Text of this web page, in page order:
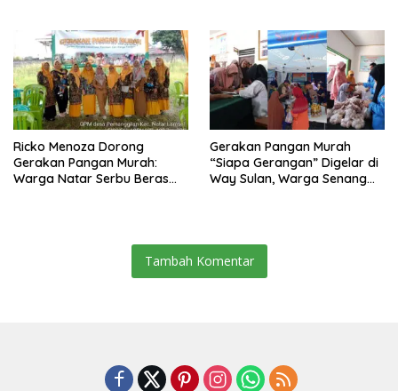
Ricko Menoza Dorong
Gerakan Pangan Murah:
Warga Natar Serbu Beras
Gerakan Pangan Murah
“Siapa Gerangan” Digelar di
Way Sulan, Warga Senang
Tambah Komentar